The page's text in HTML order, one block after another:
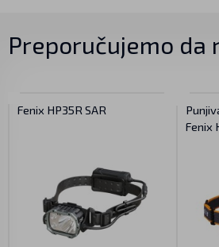
Preporučujemo
Fenix HP35R SAR
Fenix